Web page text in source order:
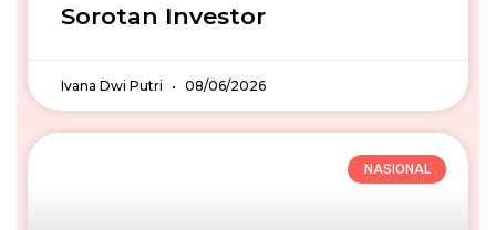
Sorotan Investor
Ivana Dwi Putri 08/06/2026
NASIONAL